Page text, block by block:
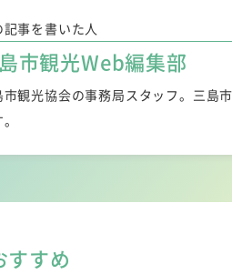
記事を書いた人
市観光Web編集部
市観光協会の事務局スタッフ。三島
すすめ